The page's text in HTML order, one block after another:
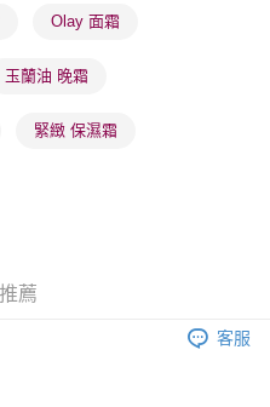
貨後2-5個工作天到店，3天內
寄
貨後2-5個工作天到店，3天內
Olay 面霜
玉蘭油 晚霜
緊緻 保濕霜
薦
客服